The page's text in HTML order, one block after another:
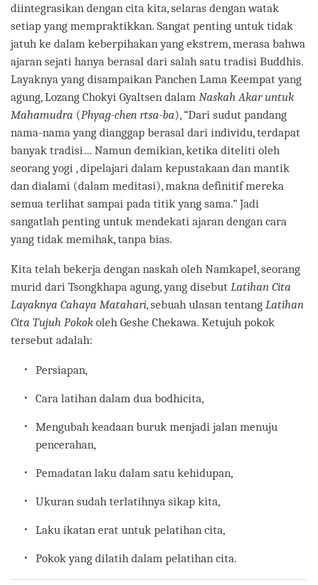
diintegrasikan dengan cita kita, selaras dengan watak
setiap yang mempraktikkan. Sangat penting untuk tidak
jatuh ke dalam keberpihakan yang ekstrem, merasa bahwa
ajaran sejati hanya berasal dari salah satu tradisi Buddhis.
Layaknya yang disampaikan Panchen Lama Keempat yang
agung, Lozang Chokyi Gyaltsen dalam Naskah Akar untuk
Mahamudra (Phyag-chen rtsa-ba), “Dari sudut pandang
nama-nama yang dianggap berasal dari individu, terdapat
banyak tradisi… Namun demikian, ketika diteliti oleh
seorang yogi , dipelajari dalam kepustakaan dan mantik
dan dialami (dalam meditasi), makna definitif mereka
semua terlihat sampai pada titik yang sama.” Jadi
sangatlah penting untuk mendekati ajaran dengan cara
yang tidak memihak, tanpa bias.
Kita telah bekerja dengan naskah oleh Namkapel, seorang
murid dari Tsongkhapa agung, yang disebut Latihan Cita
Layaknya Cahaya Matahari, sebuah ulasan tentang Latihan
Cita Tujuh Pokok oleh Geshe Chekawa. Ketujuh pokok
tersebut adalah:
Persiapan,
Cara latihan dalam dua bodhicita,
Mengubah keadaan buruk menjadi jalan menuju
pencerahan,
Pemadatan laku dalam satu kehidupan,
Ukuran sudah terlatihnya sikap kita,
Laku ikatan erat untuk pelatihan cita,
Pokok yang dilatih dalam pelatihan cita.